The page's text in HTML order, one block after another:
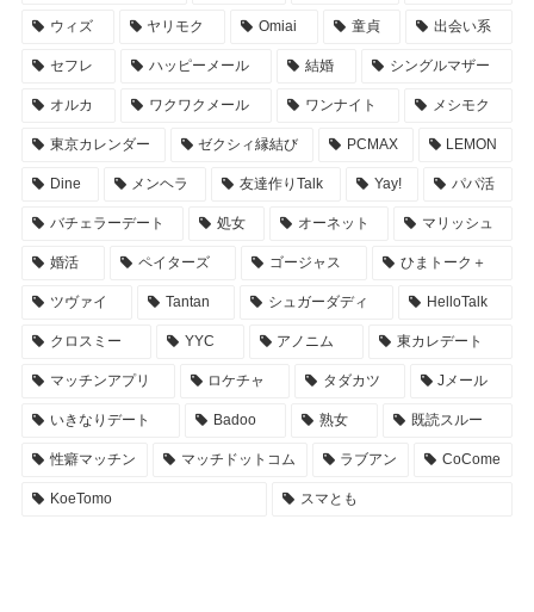
ウィズ ヤリモク Omiai 童貞 出会い系
セフレ ハッピーメール 結婚 シングルマザー
オルカ ワクワクメール ワンナイト メシモク
東京カレンダー ゼクシィ縁結び PCMAX LEMON
Dine メンヘラ 友達作りTalk Yay! パパ活
バチェラーデート 処女 オーネット マリッシュ
婚活 ペイターズ ゴージャス ひまトーク＋
ツヴァイ Tantan シュガーダディ HelloTalk
クロスミー YYC アノニム 東カレデート
マッチンアプリ ロケチャ タダカツ Jメール
いきなりデート Badoo 熟女 既読スルー
性癖マッチン マッチドットコム ラブアン CoCome
KoeTomo スマとも